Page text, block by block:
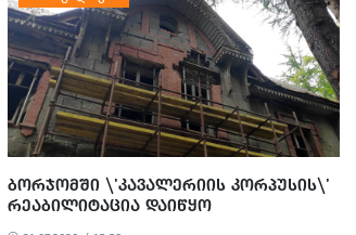
ᲑᲝᲠᲯᲝᲛᲨᲘ \'ᲙᲐᲕᲐᲚᲔᲠᲘᲘᲡ ᲙᲝᲠᲞᲣᲡᲘᲡ\'
ᲠᲔᲐᲑᲘᲚᲘᲢᲐᲪᲘᲐ ᲓᲐᲘᲬᲧᲝ